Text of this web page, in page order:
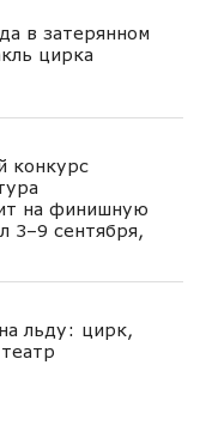
в затерянном
цирка
конкурс
на финишную
3–9 сентября,
льду: цирк,